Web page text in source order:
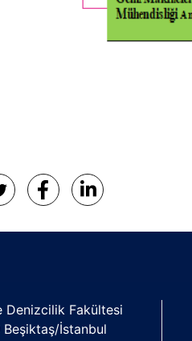
Denizcilik Fakültesi
Beşiktaş/İstanbul